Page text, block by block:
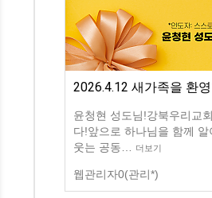
2026.4.12 새가족을 환
윤청현 성도님!강북우리교
다!앞으로 하나님을 함께
웃는 공동…
더보기
웹관리자0(관리*)